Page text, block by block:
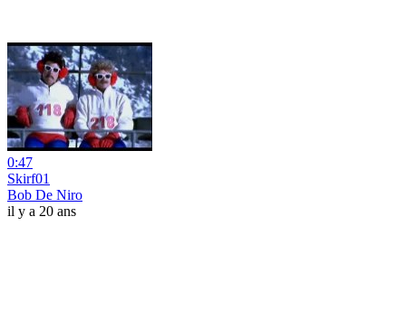
0:47
Skirf01
Bob De Niro
il y a 20 ans